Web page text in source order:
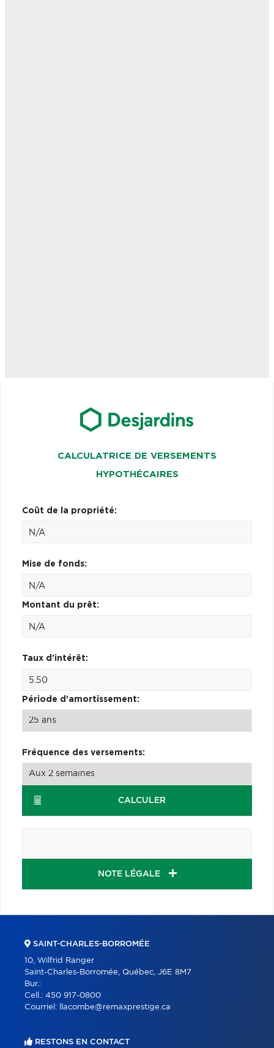
CALCULATRICE DE VERSEMENTS
HYPOTHÉCAIRES
Coût de la propriété:
Mise de fonds:
Montant du prêt:
Taux d'intérêt:
Période d'amortissement:
Fréquence des versements:
CALCULER
NOTE LÉGALE
SAINT-CHARLES-BORROMÉE
10, Wilfrid Ranger
Saint-Charles-Borromée, Québec, J6E 8M7
Bur.:
Cell.: 450 917-0800
Courriel:
llacombe@remaxprestige.ca
RESTONS EN CONTACT